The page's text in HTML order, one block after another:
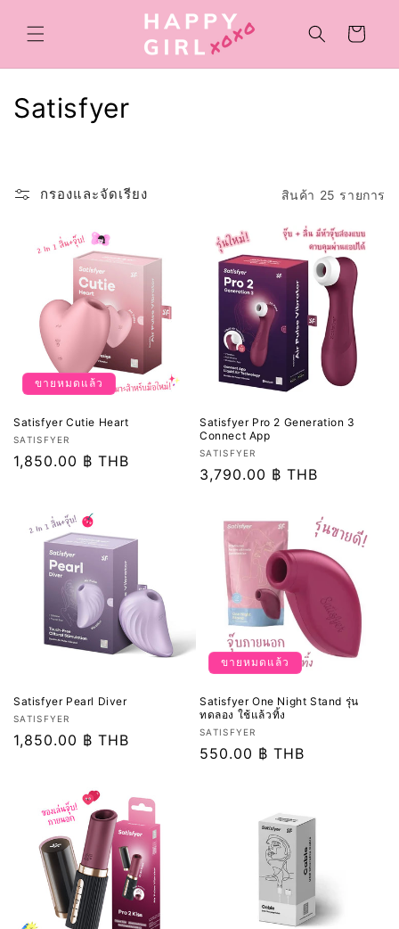
เนื้อหา
สินค้า
ค
Satisfyer
กรองและจัดเรียง สินค้า 25 รายการ
ขายหมดแล้ว
Satisfyer Cutie Heart
เวน
เด
SATISFYER
ราคา
1,850.00 ฿ THB
Satisfyer Pro 2 Generation 3
Connect App
เวน
เด
SATISFYER
ราคา
3,790.00 ฿ THB
Satisfyer Pearl Diver
เวน
เด
SATISFYER
ราคา
1,850.00 ฿ THB
ขายหมดแล้ว
Satisfyer One Night Stand รุ่น
ทดลอง ใช้แล้วทิ้ง
เวน
เด
SATISFYER
ราคา
550.00 ฿ THB